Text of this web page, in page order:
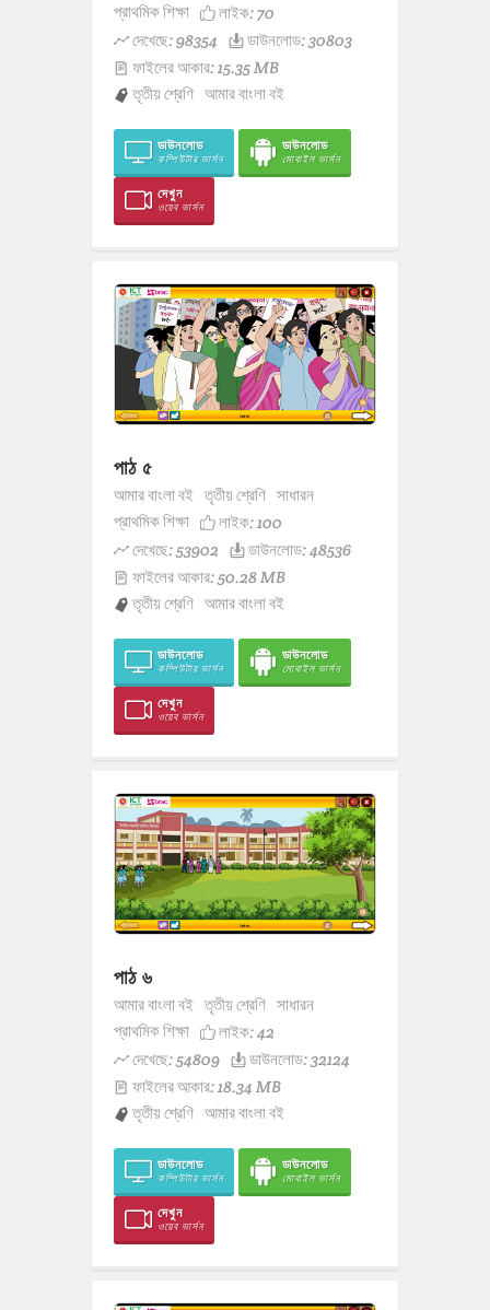
প্রাথমিক শিক্ষা
লাইক:70
দেখেছে: 98354
ডাউনলোড: 30803
ফাইলের আকার: 15.35 MB
তৃতীয় শ্রেণি আমার বাংলা বই
ডাউনলোড
কম্পিউটার ভার্সন
ডাউনলোড
মোবাইল ভার্সন
দেখুন
ওয়েব ভার্সন
পাঠ ৫
আমার বাংলা বই তৃতীয় শ্রেণি সাধারন
প্রাথমিক শিক্ষা
লাইক:100
দেখেছে: 53902
ডাউনলোড: 48536
ফাইলের আকার: 50.28 MB
তৃতীয় শ্রেণি আমার বাংলা বই
ডাউনলোড
কম্পিউটার ভার্সন
ডাউনলোড
মোবাইল ভার্সন
দেখুন
ওয়েব ভার্সন
পাঠ ৬
আমার বাংলা বই তৃতীয় শ্রেণি সাধারন
প্রাথমিক শিক্ষা
লাইক:42
দেখেছে: 54809
ডাউনলোড: 32124
ফাইলের আকার: 18.34 MB
তৃতীয় শ্রেণি আমার বাংলা বই
ডাউনলোড
কম্পিউটার ভার্সন
ডাউনলোড
মোবাইল ভার্সন
দেখুন
ওয়েব ভার্সন